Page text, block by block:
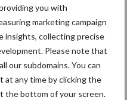
you with
marketing campaign
insights, collecting precise
Please note that
our subdomains. You can
at any time by clicking the
the bottom of your screen.
een verdere inperking
in fosfaatrechten of het van
bijvoorbeeld door daaraan
de minister op dit moment
moedigt zij
oneigenlijke